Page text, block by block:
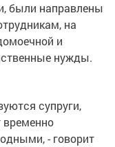
были направлены
на
и
нужды.
супруги,
временно
- говорит